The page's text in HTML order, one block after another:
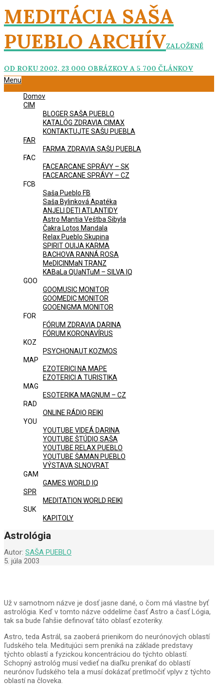
Skip
to
content
MEDITÁCIA SAŠA
PUEBLO ARCHÍVZALOŽENÉ
OD ROKU 2002, 23 000 OBRÁZKOV A 5 700 ČLÁNKOV
Primary
Menu
Domov
CIM
BLOGER SAŠA PUEBLO
KATALÓG ZDRAVIA CIMAX
KONTAKTUJTE SAŠU PUEBLA
FAR
FARMA ZDRAVIA SAŠU PUEBLA
FAC
FACEARCANE SPRÁVY – SK
FACEARCANE SPRÁVY – CZ
FCB
Saša Pueblo FB
Saša Bylinková Apatéka
ANJELI DETI ATLANTIDY
Astro Mantia Veštba Sibyla
Čakra Lotos Mandala
Relax Pueblo Skupina
SPIRIT OUIJA KARMA
BACHOVA RANNÁ ROSA
MeDICINMaN TRANZ
KABaLa QUaNTuM – SILVA IQ
GOO
GOOMUSIC MONITOR
GOOMEDIC MONITOR
GOOENIGMA MONITOR
FOR
FÓRUM ZDRAVIA DARINA
FÓRUM KORONAVÍRUS
KOZ
PSYCHONAUT KOZMOS
MAP
EZOTERICI NA MAPE
EZOTERICI A TURISTIKA
MAG
ESOTERIKA MAGNUM – CZ
RAD
ONLINE RÁDIO REIKI
YOU
YOUTUBE VIDEÁ DARINA
YOUTUBE ŠTÚDIO SAŠA
YOUTUBE RELAX PUEBLO
YOUTUBE ŠAMAN PUEBLO
VÝSTAVA SLNOVRAT
GAM
GAMES WORLD IQ
SPR
MEDITATION WORLD REIKI
SUK
KAPITOLY
Astrológia
Autor: SAŠA PUEBLO
5. júla 2003
Už v samotnom názve je dosť jasne dané, o čom má vlastne byť
astrológia. Keď v tomto názve oddelíme časť Astro a časť Lógia,
tak sa bude ľahšie definovať táto oblasť ezoteriky.
Astro, teda Astrál, sa zaoberá prienikom do neurónových oblastí
ľudského tela. Meditujúci sem preniká na základe predstavy
týchto oblastí a fyzickou koncentráciou do týchto oblastí.
Schopný astrológ musí vedieť na diaľku prenikať do oblastí
neurónov ľudského tela a musí dokázať pretlmočiť vplyv z týchto
oblastí na človeka.